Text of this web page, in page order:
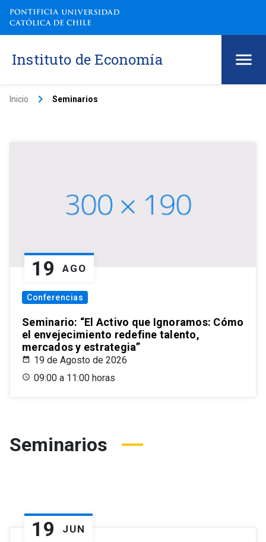
Instituto de Economía
Inicio keyboard_arrow_right Seminarios
19 AGO
Conferencias
Seminario: “El Activo que Ignoramos: Cómo
el envejecimiento redefine talento,
mercados y estrategia”
19 de Agosto de 2026
09:00 a 11:00 horas
Seminarios
19 JUN